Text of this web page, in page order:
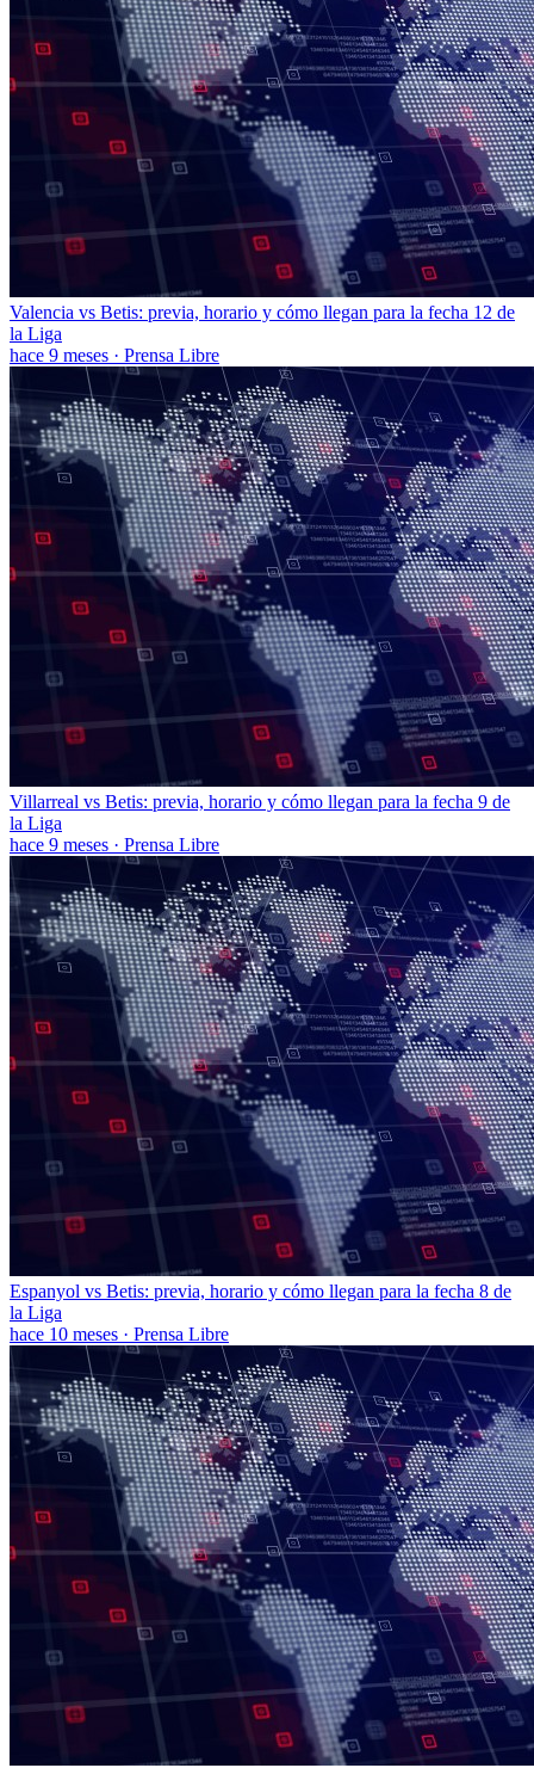
Valencia vs Betis: previa, horario y cómo llegan para la fecha 12 de
la Liga
hace 9 meses · Prensa Libre
Villarreal vs Betis: previa, horario y cómo llegan para la fecha 9 de
la Liga
hace 9 meses · Prensa Libre
Espanyol vs Betis: previa, horario y cómo llegan para la fecha 8 de
la Liga
hace 10 meses · Prensa Libre